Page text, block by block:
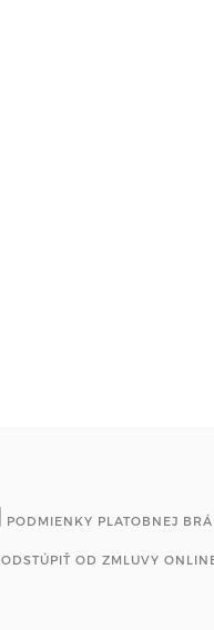
PODMIENKY PLATOBNEJ
ODSTÚPIŤ OD ZMLUVY